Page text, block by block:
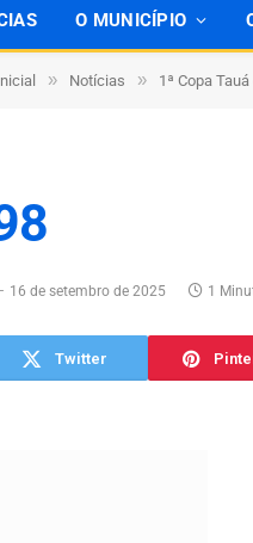
O MUNICÍPIO
» Notícias » 1ª Copa
16 de setembro de 2025 1
Twitter